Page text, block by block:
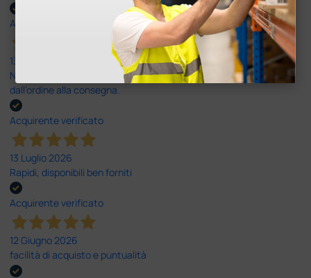
Acquirente verificato
13 Luglio 2026
Nulla da eccepire. Tutto estremamente chiaro e corretto,
dall’ordine alla consegna.
Acquirente verificato
13 Luglio 2026
Rapidi, disponibili ben forniti
Acquirente verificato
12 Giugno 2026
facilità di acquisto e puntualità